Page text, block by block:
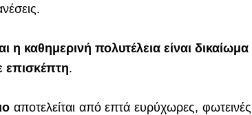
η καθημερινή πολυτέλεια είναι δικαίωμα
επισκέπτη.
αποτελείται από επτά ευρύχωρες, φωτεινές